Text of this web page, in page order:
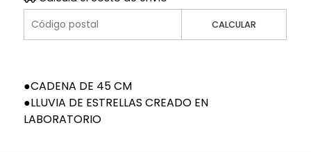
CALCULAR
●CADENA DE 45 CM
●LLUVIA DE ESTRELLAS CREADO EN
LABORATORIO